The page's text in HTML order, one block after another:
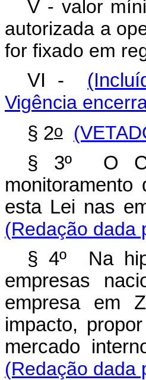
V - valor
autorizada a
for fixado em
VI -
Vigência
§ 2o
§ 3º O
esta Lei nas
(Redação dada
§ 4º Na
empresas
empresa em
impacto,
mercado
(Redação dada